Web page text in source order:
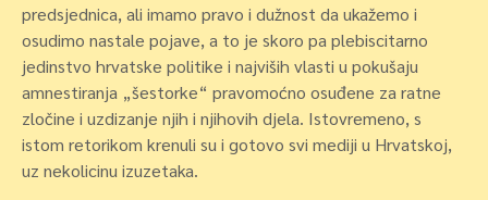
predsjednica, ali imamo pravo i dužnost da ukažemo i
osudimo nastale pojave, a to je skoro pa plebiscitarno
jedinstvo hrvatske politike i najviših vlasti u pokušaju
amnestiranja „šestorke“ pravomoćno osuđene za ratne
zločine i uzdizanje njih i njihovih djela. Istovremeno, s
istom retorikom krenuli su i gotovo svi mediji u Hrvatskoj,
uz nekolicinu izuzetaka.